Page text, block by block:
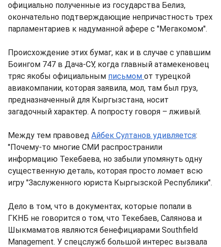
официально полученные из государства Белиз,
окончательно подтверждающие непричастность трех
парламентариев к надуманной афере с "Мегакомом".
Происхождение этих бумаг, как и в случае с упавшим
Боингом 747 в Дача-СУ, когда главный атамекеновец
тряс якобы официальным письмом от турецкой
авиакомпании, которая заявила, мол, там был груз,
предназначенный для Кыргызстана, носит
загадочный характер. А попросту говоря – лживый.
Между тем правовед Айбек Султанов удивляется:
"Почему-то многие СМИ распространили
информацию Текебаева, но забыли упомянуть одну
существенную деталь, которая просто ломает всю
игру "Заслуженного юриста Кыргызской Республики".
Дело в том, что в документах, которые попали в
ГКНБ не говорится о том, что Текебаев, Салянова и
Шыкмаматов являются бенефициарами Southfield
Management. У спецслужб большой интерес вызвала